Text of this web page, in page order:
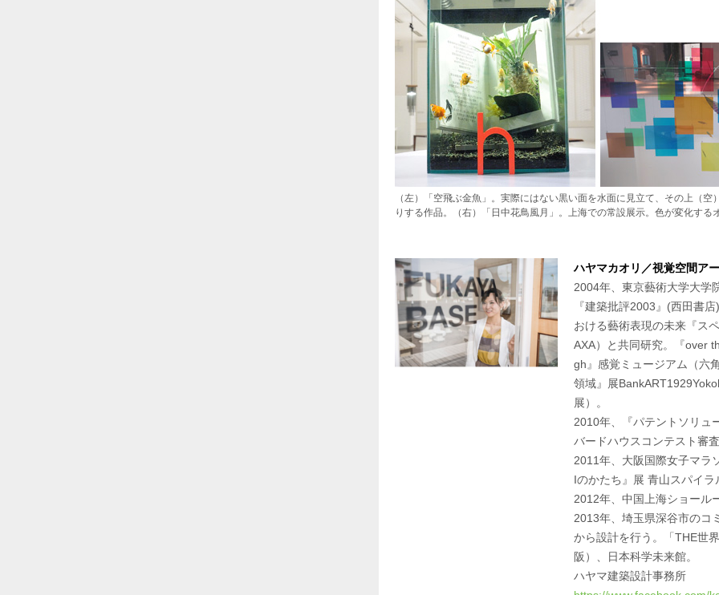
（左）「空飛ぶ金魚」。実際にはない黒い面を水面に見立て、その上（
りする作品。（右）「日中花鳥風月」。上海での常設展示。色が変化する
ハヤマカオリ／視覚空間ア
2004年、東京藝術大学大学
『建築批評2003』(西田書
おける藝術表現の未来『ス
AXA）と共同研究。『over
gh』感覚ミュージアム（六
領域』展
展）。
2010年、『パテントソリュ
バードハウスコンテスト審
2011年、大阪国際女子マラ
Iのかたち』展 青山スパイラ
2012年、中国上海ショール
2013年、埼玉県深谷市のコ
から設計を行う。「THE世
阪）、日本科学未来館。
ハヤマ建築設計事務所